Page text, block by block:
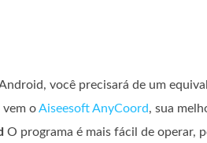
você precisará de um
vem oAiseesoft AnyCoord, sua
O programa é mais fácil de operar,